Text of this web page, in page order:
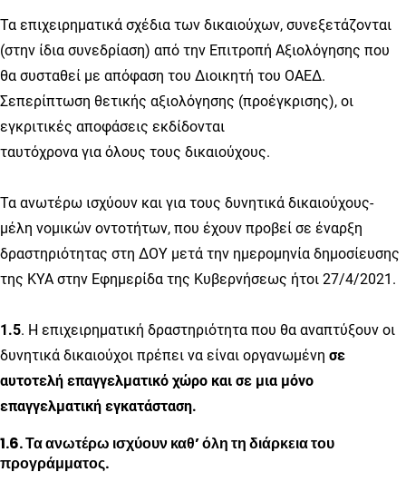
Τα επιχειρηματικά σχέδια των δικαιούχων, συνεξετάζονται
(στην ίδια συνεδρίαση) από την Επιτροπή Αξιολόγησης που
θα συσταθεί με απόφαση του Διοικητή του ΟΑΕΔ.
Σεπερίπτωση θετικής αξιολόγησης (προέγκρισης), οι
εγκριτικές αποφάσεις εκδίδονται
ταυτόχρονα για όλους τους δικαιούχους.
Τα ανωτέρω ισχύουν και για τους δυνητικά δικαιούχους-
μέλη νομικών οντοτήτων, που έχουν προβεί σε έναρξη
δραστηριότητας στη ΔΟΥ μετά την ημερομηνία δημοσίευσης
της ΚΥΑ στην Εφημερίδα της Κυβερνήσεως ήτοι 27/4/2021.
1.5. Η επιχειρηματική δραστηριότητα που θα αναπτύξουν οι
δυνητικά δικαιούχοι πρέπει να είναι οργανωμένη σε
αυτοτελή επαγγελματικό χώρο και σε μια μόνο
επαγγελματική εγκατάσταση.
1.6. Τα ανωτέρω ισχύουν καθ’ όλη τη διάρκεια του
προγράμματος.